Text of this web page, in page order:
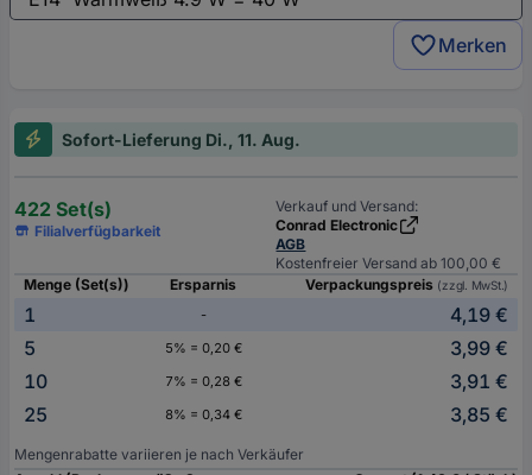
Merken
Sofort-Lieferung Di., 11. Aug.
422 Set(s)
Filialverfügbarkeit
Verkauf und Versand:
Conrad Electronic
AGB
Kostenfreier Versand ab 100,00 €
Menge (Set(s))
Ersparnis Verpackungspreis (zzgl. MwSt.)
1 -
4,19 €
5
5% = 0,20 €
3,99 €
10
7% = 0,28 €
3,91 €
25
8% = 0,34 € 3,85 €
Mengenrabatte variieren je nach Verkäufer